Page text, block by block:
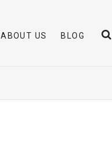
ABOUT US BLOG